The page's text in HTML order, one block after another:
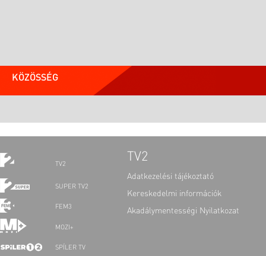
KÖZÖSSÉG
TV2
SUPER TV2
FEM3
MOZI+
SPÍLER TV
TV2
Adatkezelési tájékoztató
Kereskedelmi információk
Akadálymentességi Nyilatkozat